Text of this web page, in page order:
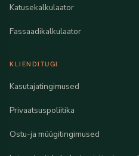
Katusekalkulaator
Fassaadikalkulaator
KLIENDITUGI
Kasutajatingimused
Privaatsuspoliitika
Ostu-ja müügitingimused